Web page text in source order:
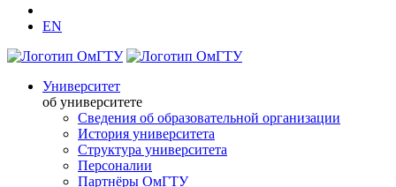
EN
Университет
об университете
Сведения об образовательной организации
История университета
Структура университета
Персоналии
Партнёры ОмГТУ